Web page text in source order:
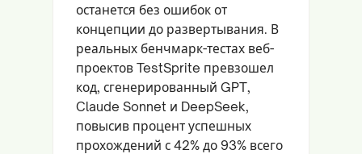
останется без ошибок от
концепции до развертывания. В
реальных бенчмарк-тестах веб-
проектов TestSprite превзошел
код, сгенерированный GPT,
Claude Sonnet и DeepSeek,
повысив процент успешных
прохождений с 42% до 93% всего